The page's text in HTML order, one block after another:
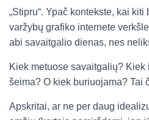
„Stipru“. Ypač kontekste, kai
varžybų grafiko internete
abi savaitgalio dienas, nes
Kiek metuose savaitgalių?
šeima? O kiek buriuojama? Tai
Apskritai, ar ne per daug